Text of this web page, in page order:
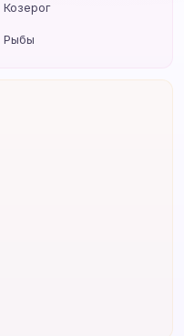
♑ Козерог
♓ Рыбы